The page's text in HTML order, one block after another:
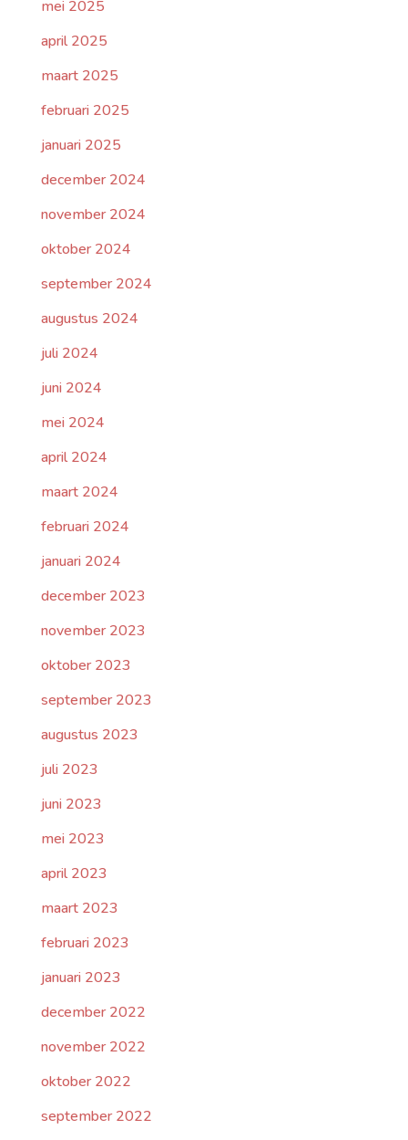
mei 2025
april 2025
maart 2025
februari 2025
januari 2025
december 2024
november 2024
oktober 2024
september 2024
augustus 2024
juli 2024
juni 2024
mei 2024
april 2024
maart 2024
februari 2024
januari 2024
december 2023
november 2023
oktober 2023
september 2023
augustus 2023
juli 2023
juni 2023
mei 2023
april 2023
maart 2023
februari 2023
januari 2023
december 2022
november 2022
oktober 2022
september 2022